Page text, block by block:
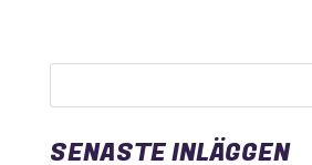
SENASTE INLÄGGEN